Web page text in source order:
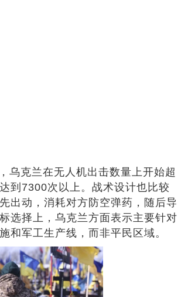
乌克兰在无人机出击数量上开始超
到7300次以上。战术设计也比较
出动，消耗对方防空弹药，随后导
选择上，乌克兰方面表示主要针对
和军工生产线，而非平民区域。